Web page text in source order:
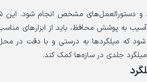
و دستورالعمل‌های مشخص انجام شود. این
به پوشش محافظ، باید از ابزارهای
شود که میلگردها به درستی و با دقت در
جلدی در سازه‌ها کمک کند.